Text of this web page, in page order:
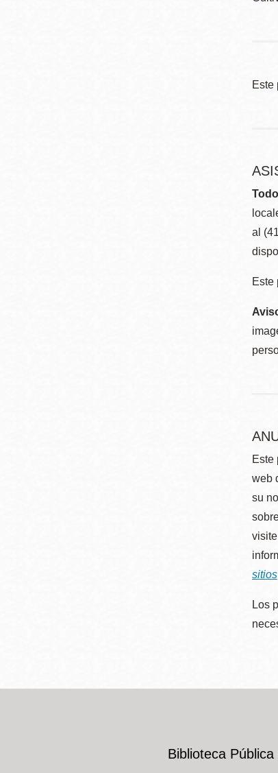
Este
al
Este
Este
web
su
sitios
Los
Biblioteca